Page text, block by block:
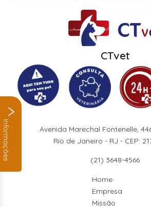
CTvet
Avenida Marechal Fontenelle,
Rio de Janeiro - RJ - CEP:
(21) 3648-4566
Home
Empresa
Missão
Informações